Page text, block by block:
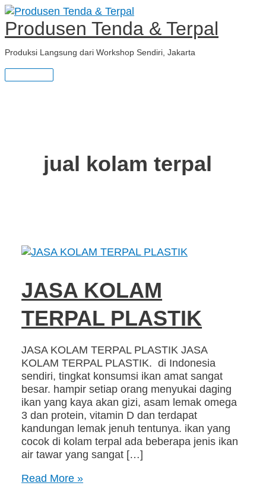
Skip
content
Produsen Tenda & Terpal
Produksi Langsung dari Workshop Sendiri, Jakarta
Main
Menu
jual kolam terpal
JASA KOLAM
TERPAL PLASTIK
JASA KOLAM TERPAL PLASTIK JASA
KOLAM TERPAL PLASTIK. di Indonesia
sendiri, tingkat konsumsi ikan amat sangat
besar. hampir setiap orang menyukai daging
ikan yang kaya akan gizi, asam lemak omega
3 dan protein, vitamin D dan terdapat
kandungan lemak jenuh tentunya. ikan yang
cocok di kolam terpal ada beberapa jenis ikan
air tawar yang sangat […]
JASA
KOLAM
TERPAL
Read More »
S
e
a